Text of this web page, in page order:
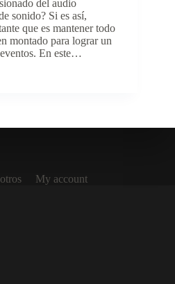
del audio
sonido? Si es así,
que es mantener todo
montado para lograr un
En este…
My account